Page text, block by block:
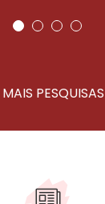
PESQUISAS